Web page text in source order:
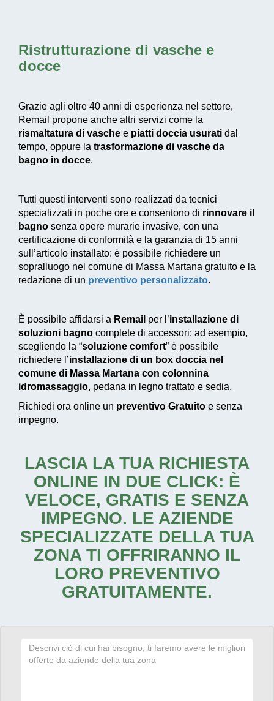
Ristrutturazione di vasche e
docce
Grazie agli oltre 40 anni di esperienza nel settore,
Remail propone anche altri servizi come la
rismaltatura di vasche e piatti doccia usurati dal
tempo, oppure la trasformazione di vasche da
bagno in docce.
Tutti questi interventi sono realizzati da tecnici
specializzati in poche ore e consentono di rinnovare il
bagno senza opere murarie invasive, con una
certificazione di conformità e la garanzia di 15 anni
sull’articolo installato: è possibile richiedere un
sopralluogo nel comune di Massa Martana gratuito e la
redazione di un preventivo personalizzato.
È possibile affidarsi a Remail per l’installazione di
soluzioni bagno complete di accessori: ad esempio,
scegliendo la “soluzione comfort” è possibile
richiedere l’installazione di un box doccia nel
comune di Massa Martana con colonnina
idromassaggio, pedana in legno trattato e sedia.
Richiedi ora online un preventivo Gratuito e senza
impegno.
LASCIA LA TUA RICHIESTA
ONLINE IN DUE CLICK: È
VELOCE, GRATIS E SENZA
IMPEGNO. LE AZIENDE
SPECIALIZZATE DELLA TUA
ZONA TI OFFRIRANNO IL
LORO PREVENTIVO
GRATUITAMENTE.